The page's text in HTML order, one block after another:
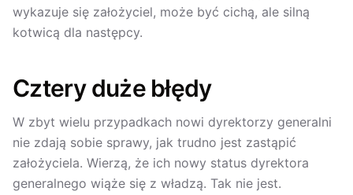
wykazuje się założyciel, może być cichą, ale silną
kotwicą dla następcy.
Cztery duże błędy
W zbyt wielu przypadkach nowi dyrektorzy generalni
nie zdają sobie sprawy, jak trudno jest zastąpić
założyciela. Wierzą, że ich nowy status dyrektora
generalnego wiąże się z władzą. Tak nie jest.